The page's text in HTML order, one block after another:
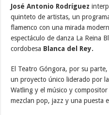
José Antonio Rodríguez
quinteto de artistas, un
flamenco con una mirada
espectáculo de danza La Reina
cordobesa Blanca del Rey.
El Teatro Góngora, por su
un proyecto único liderado por
Watling y el músico y
mezclan pop, jazz y una puesta